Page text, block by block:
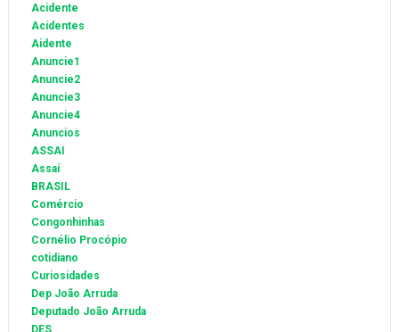
Acidente
Acidentes
Aidente
Anuncie1
Anuncie2
Anuncie3
Anuncie4
Anuncios
ASSAI
Assaí
BRASIL
Comércio
Congonhinhas
Cornélio Procópio
cotidiano
Curiosidades
Dep João Arruda
Deputado João Arruda